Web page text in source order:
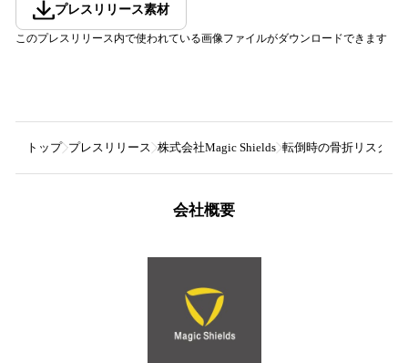
プレスリリース素材
このプレスリリース内で使われている画像ファイルがダウンロードできます
トップ プレスリリース 株式会社Magic Shields 転倒時の骨折リスクを
会社概要